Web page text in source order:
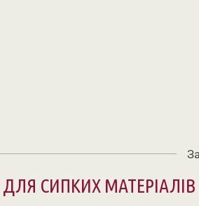
СИПКИХ МАТЕРІАЛІВ